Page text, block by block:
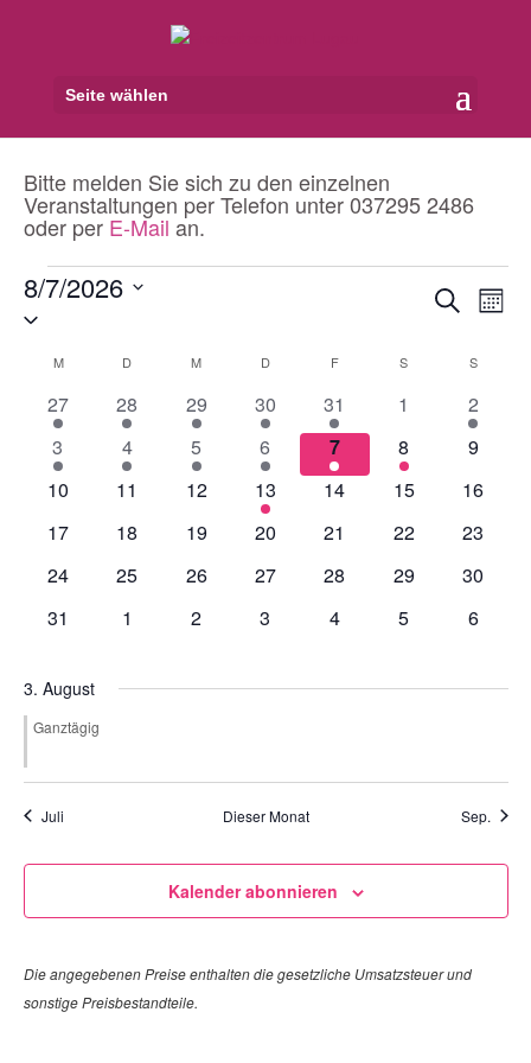
Seite wählen
Bitte melden Sie sich zu den einzelnen
Veranstaltungen per Telefon unter 037295 2486
oder per E-Mail an.
Veranstaltungen
und
Suche
Monat
8/7/2026
Datum
Kalender
von
Veranstaltungen
MMONTAG D DIENSTAGM MITTWOCH
DDONNERSTAG
FFREITAG S SAMSTAGS
1
Veranstaltung
27
1
Veranstaltung
28
1
Veranstaltung
29
1
Veranstaltung
30
1
Veranstaltung
31
0
1
1
2
1
Veranstaltung
3
1
Veranstaltung
4
1
Veranstaltung
5
1
Veranstaltung
6
1
Veranstaltung
7
2
8
0
9
0
10
0
11
0
Veranstaltungen
12
1
Veranstaltung
13
0
14
0
15
0
16
0
17
0
18
0
19
0
20
0
21
0
22
0
23
0
24
0
25
0
26
0
27
0
28
0
29
0
30
0
31
0
1
0
2
0
3
0
4
0
5
0
6
3. August
Ganztägig
Juli Dieser Monat Sep.
Kalender abonnieren
Die angegebenen Preise enthalten die gesetzliche Umsatzsteuer und
sonstige Preisbestandteile.